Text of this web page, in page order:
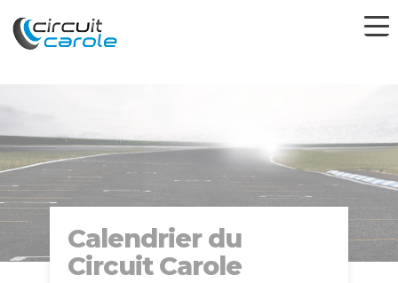
Calendrier du
Circuit Carole